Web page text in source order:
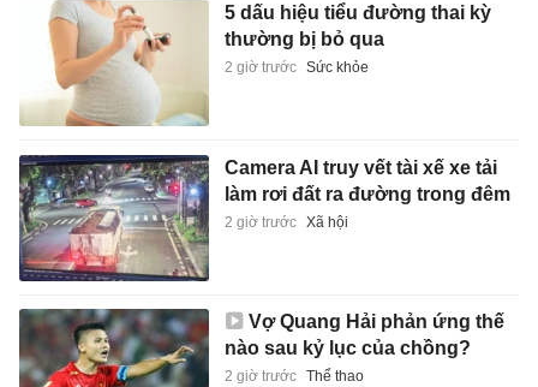
5 dấu hiệu tiểu đường thai kỳ
thường bị bỏ qua
2 giờ trước Sức khỏe
Camera AI truy vết tài xế xe tải
làm rơi đất ra đường trong đêm
2 giờ trước Xã hội
Vợ Quang Hải phản ứng thế
nào sau kỷ lục của chồng?
2 giờ trước Thể thao